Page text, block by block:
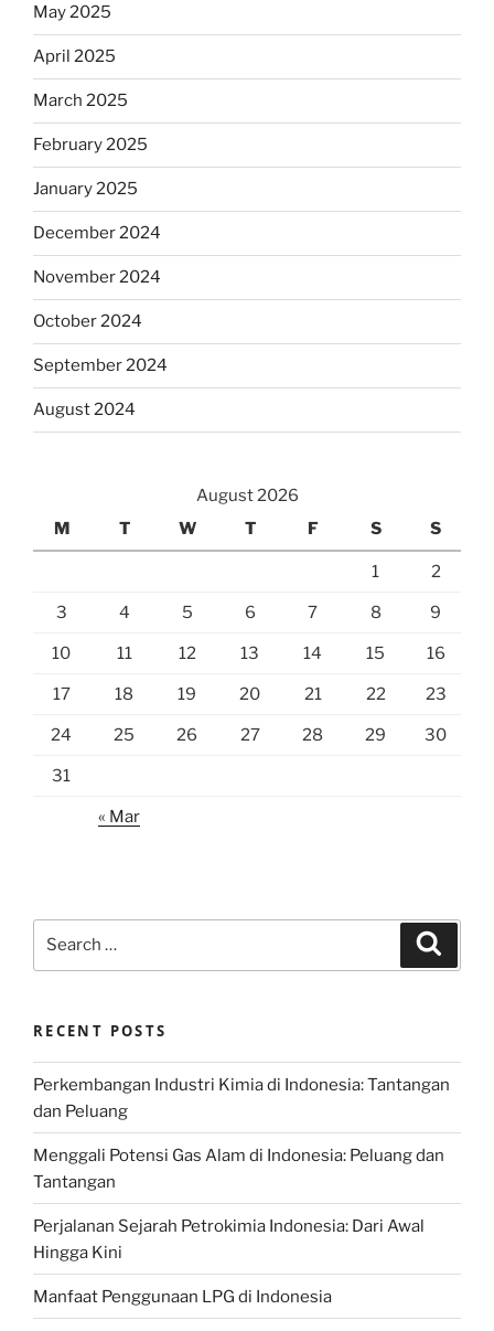
May 2025
April 2025
March 2025
February 2025
January 2025
December 2024
November 2024
October 2024
September 2024
August 2024
August 2026
M
T W T F S S
1 2
3 4 5 6 7 8 9
10 11 12 13 14 15 16
17 18 19 20 21 22 23
24 25 26 27 28 29 30
31
« Mar
RECENT POSTS
Perkembangan Industri Kimia di Indonesia: Tantangan
dan Peluang
Menggali Potensi Gas Alam di Indonesia: Peluang dan
Tantangan
Perjalanan Sejarah Petrokimia Indonesia: Dari Awal
Hingga Kini
Manfaat Penggunaan LPG di Indonesia